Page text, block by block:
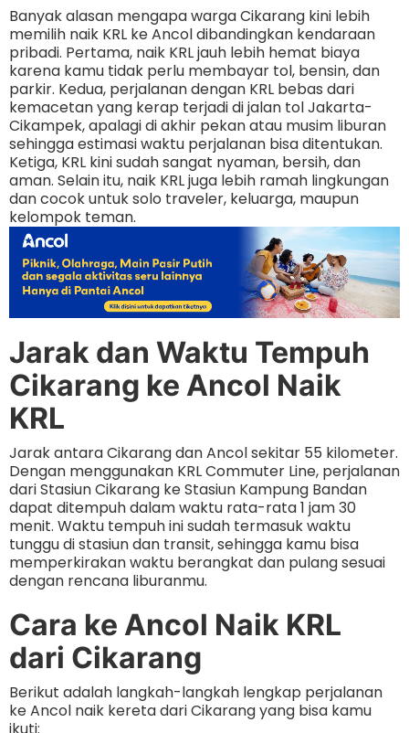
Banyak alasan mengapa warga Cikarang kini lebih
memilih naik KRL ke Ancol dibandingkan kendaraan
pribadi. Pertama, naik KRL jauh lebih hemat biaya
karena kamu tidak perlu membayar tol, bensin, dan
parkir. Kedua, perjalanan dengan KRL bebas dari
kemacetan yang kerap terjadi di jalan tol Jakarta-
Cikampek, apalagi di akhir pekan atau musim liburan
sehingga estimasi waktu perjalanan bisa ditentukan.
Ketiga, KRL kini sudah sangat nyaman, bersih, dan
aman. Selain itu, naik KRL juga lebih ramah lingkungan
dan cocok untuk solo traveler, keluarga, maupun
kelompok teman.
Jarak dan Waktu Tempuh
Cikarang ke Ancol Naik
KRL
Jarak antara Cikarang dan Ancol sekitar 55 kilometer.
Dengan menggunakan KRL Commuter Line, perjalanan
dari Stasiun Cikarang ke Stasiun Kampung Bandan
dapat ditempuh dalam waktu rata-rata 1 jam 30
menit. Waktu tempuh ini sudah termasuk waktu
tunggu di stasiun dan transit, sehingga kamu bisa
memperkirakan waktu berangkat dan pulang sesuai
dengan rencana liburanmu.
Cara ke Ancol Naik KRL
dari Cikarang
Berikut adalah langkah-langkah lengkap perjalanan
ke Ancol naik kereta dari Cikarang yang bisa kamu
ikuti: